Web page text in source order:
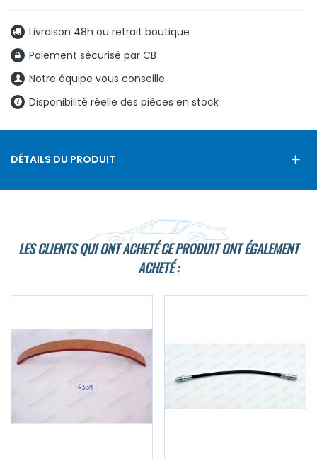
Livraison 48h ou retrait boutique
Paiement sécurisé par CB
Notre équipe vous conseille
Disponibilité réelle des pièces en stock
DÉTAILS DU PRODUIT
LES CLIENTS QUI ONT ACHETÉ CE PRODUIT ONT ÉGALEMENT
ACHETÉ :